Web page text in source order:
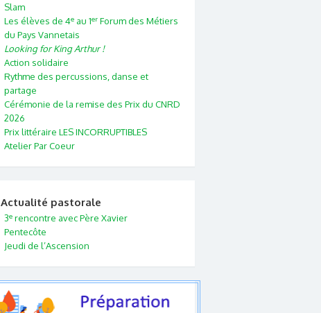
Slam
Les élèves de 4e au 1er Forum des Métiers
du Pays Vannetais
Looking for King Arthur !
Action solidaire
Rythme des percussions, danse et
partage
Cérémonie de la remise des Prix du CNRD
2026
Prix littéraire LES INCORRUPTIBLES
Atelier Par Coeur
Actualité pastorale
3e rencontre avec Père Xavier
Pentecôte
Jeudi de l’Ascension